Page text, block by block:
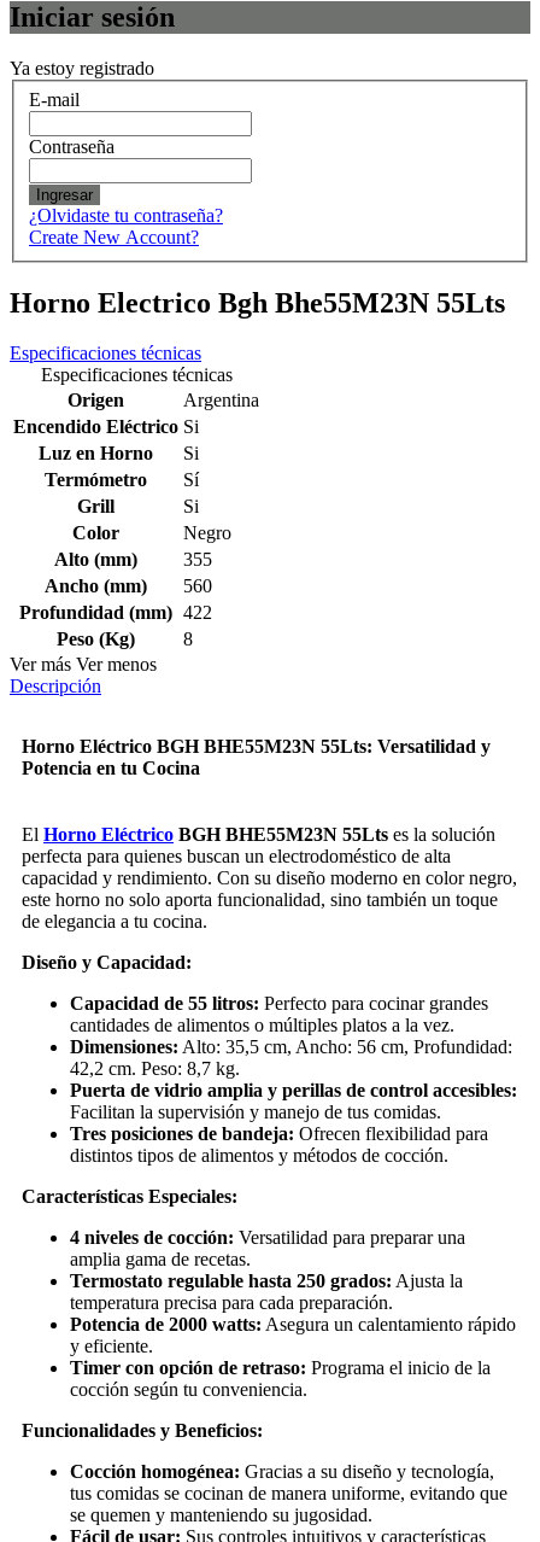
Iniciar sesión
Ya estoy registrado
E-mail
Contraseña
Ingresar
¿Olvidaste tu contraseña?
Create New Account?
Horno Electrico Bgh Bhe55M23N 55Lts
Especificaciones técnicas
Especificaciones técnicas
Origen
Argentina
Encendido Eléctrico Si
Luz en Horno
Si
Termómetro
Sí
Grill
Si
Color
Negro
Alto (mm)
355
Ancho (mm)
560
Profundidad (mm) 422
Peso (Kg)
8
Ver más Ver menos
Descripción
Horno Eléctrico BGH BHE55M23N 55Lts: Versatilidad y
Potencia en tu Cocina
El Horno Eléctrico BGH BHE55M23N 55Lts es la solución
perfecta para quienes buscan un electrodoméstico de alta
capacidad y rendimiento. Con su diseño moderno en color negro,
este horno no solo aporta funcionalidad, sino también un toque
de elegancia a tu cocina.
Diseño y Capacidad:
Capacidad de 55 litros: Perfecto para cocinar grandes
cantidades de alimentos o múltiples platos a la vez.
Dimensiones: Alto: 35,5 cm, Ancho: 56 cm, Profundidad:
42,2 cm. Peso: 8,7 kg.
Puerta de vidrio amplia y perillas de control accesibles:
Facilitan la supervisión y manejo de tus comidas.
Tres posiciones de bandeja: Ofrecen flexibilidad para
distintos tipos de alimentos y métodos de cocción.
Características Especiales:
4 niveles de cocción: Versatilidad para preparar una
amplia gama de recetas.
Termostato regulable hasta 250 grados: Ajusta la
temperatura precisa para cada preparación.
Potencia de 2000 watts: Asegura un calentamiento rápido
y eficiente.
Timer con opción de retraso: Programa el inicio de la
cocción según tu conveniencia.
Funcionalidades y Beneficios:
Cocción homogénea: Gracias a su diseño y tecnología,
tus comidas se cocinan de manera uniforme, evitando que
se quemen y manteniendo su jugosidad.
Fácil de usar: Sus controles intuitivos y características